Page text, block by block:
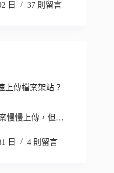
日 37 則留言
上傳檔案架站？
慢慢上傳，但…
日 4 則留言